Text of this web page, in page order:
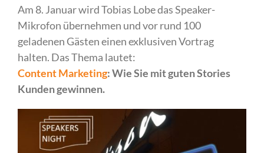
Am 8. Januar wird Tobias Lobe das Speaker-
Mikrofon übernehmen und vor rund 100
geladenen Gästen einen exklusiven Vortrag
halten. Das Thema lautet:
Content Marketing: Wie Sie mit guten Stories
Kunden gewinnen.